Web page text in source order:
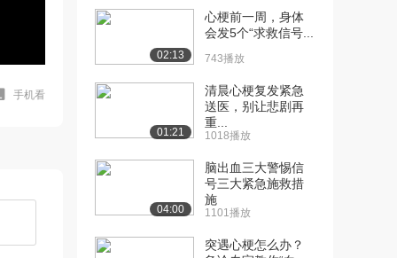
手机看
02:13
心梗前一周，身体
会发5个“求救信号...
743播放
01:21
清晨心梗复发紧急
送医，别让悲剧再
重...
1018播放
04:00
脑出血三大警惕信
号三大紧急施救措
施
1101播放
突遇心梗怎么办？